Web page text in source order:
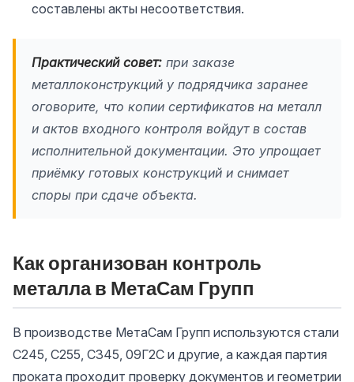
составлены акты несоответствия.
Практический совет: при заказе
металлоконструкций у подрядчика заранее
оговорите, что копии сертификатов на металл
и актов входного контроля войдут в состав
исполнительной документации. Это упрощает
приёмку готовых конструкций и снимает
споры при сдаче объекта.
Как организован контроль
металла в МетаСам Групп
В производстве МетаСам Групп используются стали
С245, С255, С345, 09Г2С и другие, а каждая партия
проката проходит проверку документов и геометрии